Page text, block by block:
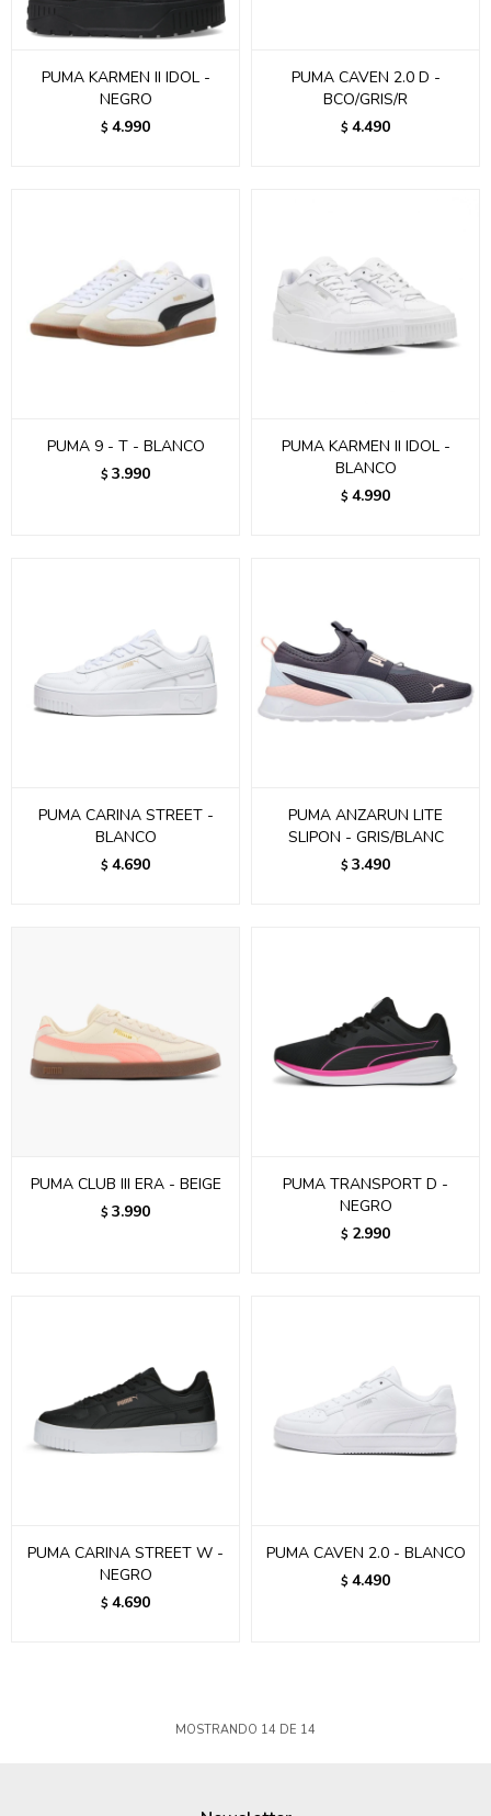
PUMA KARMEN II IDOL -
NEGRO
$ 4.990
PUMA CAVEN 2.0 D -
BCO/GRIS/R
$ 4.490
PUMA 9 - T - BLANCO
$ 3.990
PUMA KARMEN II IDOL -
BLANCO
$ 4.990
PUMA CARINA STREET -
BLANCO
$ 4.690
PUMA ANZARUN LITE
SLIPON - GRIS/BLANC
$ 3.490
PUMA CLUB III ERA - BEIGE
$ 3.990
PUMA TRANSPORT D -
NEGRO
$ 2.990
PUMA CARINA STREET W -
NEGRO
$ 4.690
PUMA CAVEN 2.0 - BLANCO
$ 4.490
MOSTRANDO 14 DE 14